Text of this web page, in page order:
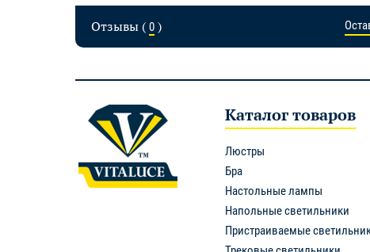
Отзывы ( 0)
Каталог товаров
Люстры
Бра
Настольные лампы
Напольные светильники
Пристраиваемые